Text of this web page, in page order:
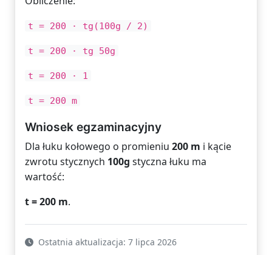
t = 200 · tg(100g / 2)
t = 200 · tg 50g
t = 200 · 1
t = 200 m
Wniosek egzaminacyjny
Dla łuku kołowego o promieniu 200 m i kącie
zwrotu stycznych 100g styczna łuku ma
wartość:
t = 200 m.
Ostatnia aktualizacja: 7 lipca 2026